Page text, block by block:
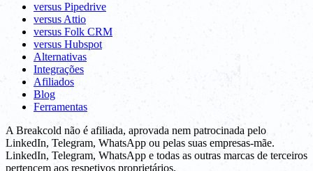
versus Pipedrive
versus Attio
versus Folk CRM
versus Hubspot
Alternativas
Integrações
Afiliados
Blog
Ferramentas
A Breakcold não é afiliada, aprovada nem patrocinada pelo
LinkedIn, Telegram, WhatsApp ou pelas suas empresas-mãe.
LinkedIn, Telegram, WhatsApp e todas as outras marcas de terceiros
pertencem aos respetivos proprietários.